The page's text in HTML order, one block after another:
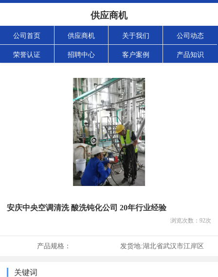
供应商机
公司首页 供应商机 关于我们 公司动态
荣誉认证 招聘中心 客户案例 产品知识
安庆中央空调清洗 酸洗钝化公司 20年行业经验
浏览次数： 92次
产品规格： 发货地:湖北省武汉市江岸区
关键词